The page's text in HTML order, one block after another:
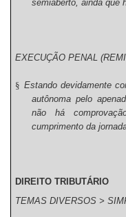
semiaberto, ainda que
EXECUÇÃO PENAL
§ Estando devidamente
autônoma pelo
não há
cumprimento da
DIREITO TRIBUTÁRIO
TEMAS DIVERSOS >